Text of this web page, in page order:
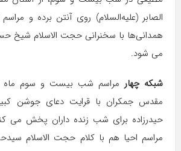
الصابر (علیه‌السلام) روی آنتن برده و
همدانی‌ها با سخنرانی حجت الاسلام شیخ
می شود.
شبکه چهار مراسم شب بیست و سوم ماه
مقدس جمکران با قرایت دعای جوشن
حیدرزاده برای شب زنده داران پخش می
مراسم احیا هم با کلام حجت الاسلام